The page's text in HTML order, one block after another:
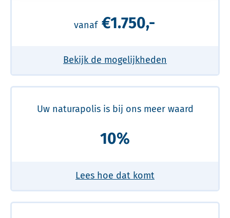
vanaf €1.750,-
Bekijk de mogelijkheden
Uw naturapolis is bij ons meer waard
10%
Lees hoe dat komt